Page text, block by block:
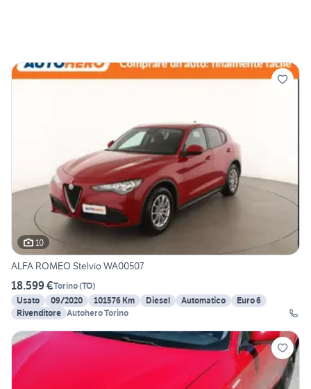
10
ALFA ROMEO Stelvio WA00507
18.599 €Torino(TO)
Usato
09/2020 101576 Km Diesel Automatico
Euro 6
Rivenditore Autohero Torino